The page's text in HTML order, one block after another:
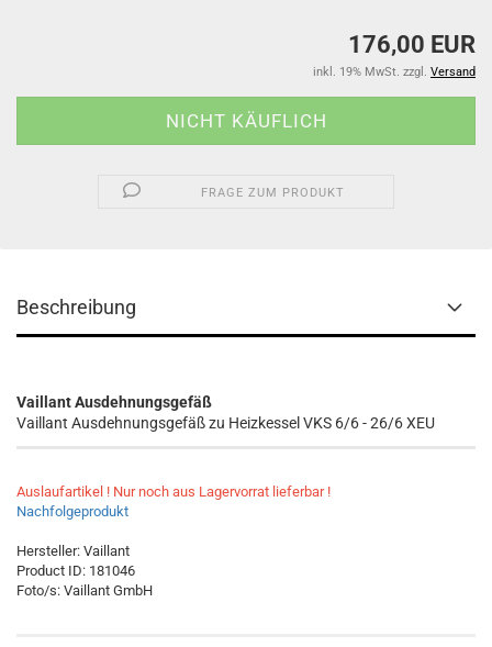
176,00 EUR
inkl. 19% MwSt. zzgl. Versand
FRAGE ZUM PRODUKT
Beschreibung
Vaillant Ausdehnungsgefäß
Vaillant Ausdehnungsgefäß zu Heizkessel VKS 6/6 - 26/6 XEU
Auslaufartikel ! Nur noch aus Lagervorrat lieferbar !
Nachfolgeprodukt
Hersteller: Vaillant
Product ID: 181046
Foto/s: Vaillant GmbH